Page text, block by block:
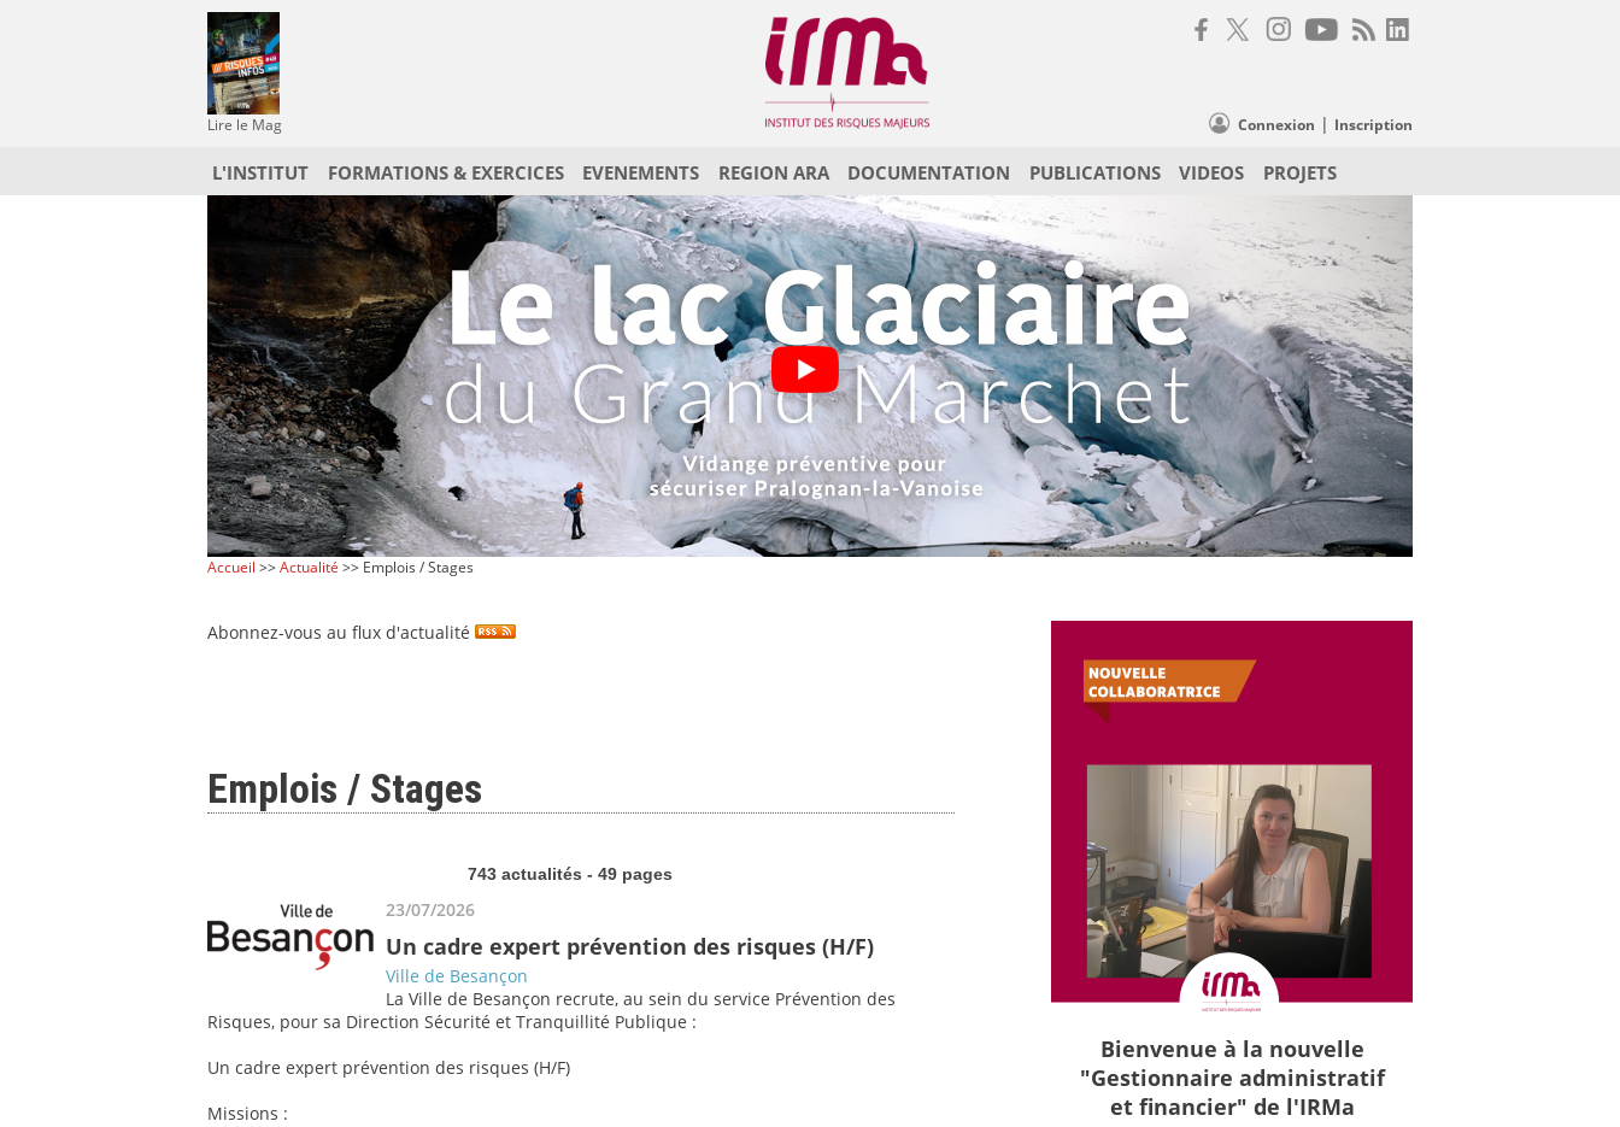
Lire le Mag Connexion | Inscription
L'INSTITUT FORMATIONS & EXERCICES EVENEMENTS REGION ARA DOCUMENTATION PUBLICATIONS VIDEOS PROJETS
Accueil >>Actualité >> Emplois / Stages
Abonnez-vous au flux d'actualité
Emplois / Stages
743 actualités - 49 pages
23/07/2026
Un cadre expert prévention des risques (H/F)
Ville de Besançon
La Ville de Besançon recrute, au sein du service Prévention des
Risques, pour sa Direction Sécurité et Tranquillité Publique :
Un cadre expert prévention des risques (H/F)
Missions :
Bienvenue à la nouvelle
"Gestionnaire administratif
et financier" de l'IRMa